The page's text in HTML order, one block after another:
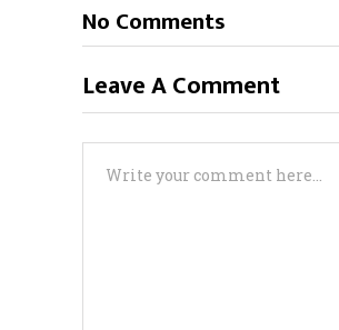
No Comments
Leave A Comment